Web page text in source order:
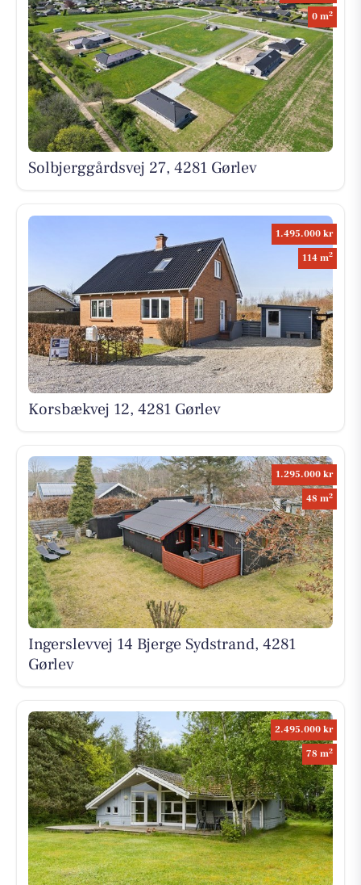
0 m2
Solbjerggårdsvej 27, 4281 Gørlev
1.495.000 kr
114 m2
Korsbækvej 12, 4281 Gørlev
1.295.000 kr
48 m2
Ingerslevvej 14 Bjerge Sydstrand, 4281
Gørlev
2.495.000 kr
78 m2